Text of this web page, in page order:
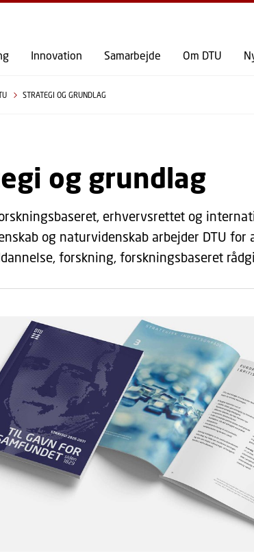
GÅ TIL PRIMÆRT INDHOLD (TRYK ENTER).
Innovation Samarbejde Om DTU
STRATEGI OG GRUNDLAG
og grundlag
erhvervsrettet og
og naturvidenskab arbejder DTU
forskning, forskningsbaseret